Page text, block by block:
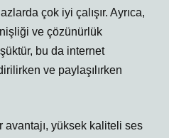
çok iyi çalışır. Ayrıca,
ve çözünürlük
bu da internet
ve paylaşılırken
avantajı, yüksek kaliteli ses